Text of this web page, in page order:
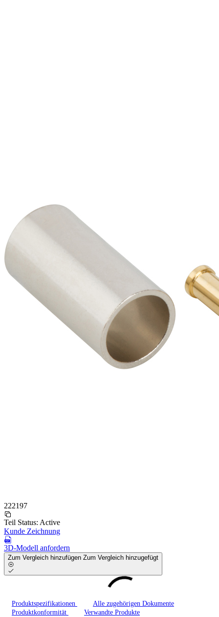
222197
Teil Status: Active
Kunde Zeichnung
3D-Modell anfordern
Zum Vergleich hinzufügen Zum Vergleich hinzugefügt
Produktspezifikationen
Alle zugehörigen Dokumente
Produktkonformität
Verwandte Produkte